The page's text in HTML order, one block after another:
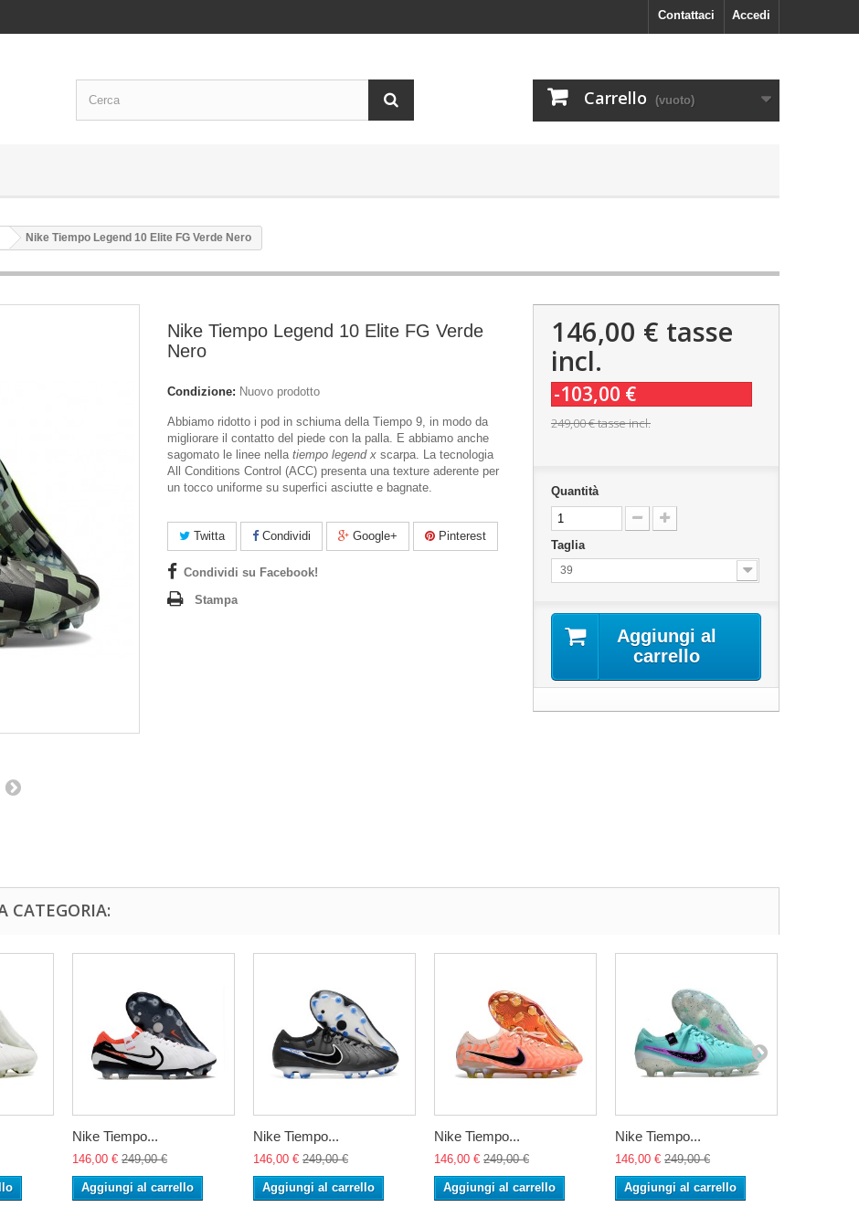
Accedi
Contattaci
Carrello (vuoto)
Nike Tiempo Legend 10 Elite FG Verde Nero
Nike Tiempo Legend 10 Elite FG Verde
Nero
Condizione: Nuovo prodotto
Abbiamo ridotto i pod in schiuma della Tiempo 9, in modo da
migliorare il contatto del piede con la palla. E abbiamo anche
sagomato le linee nellatiempo legend x scarpa. La tecnologia
All Conditions Control (ACC) presenta una texture aderente per
un tocco uniforme su superfici asciutte e bagnate.
Twitta Condividi Google+ Pinterest
Condividi su Facebook!
Stampa
146,00 € tasse
incl.
-103,00 €
249,00 €tasse incl.
Quantità
Taglia
39
Aggiungi al
carrello
CATEGORIA:
Nike Tiempo...
146,00 € 249,00 €
Aggiungi al carrello
Nike Tiempo...
146,00 € 249,00 €
Aggiungi al carrello
Nike Tiempo...
146,00 € 249,00 €
Aggiungi al carrello
Nike Tiempo...
146,00 € 249,00 €
Aggiungi al carrello